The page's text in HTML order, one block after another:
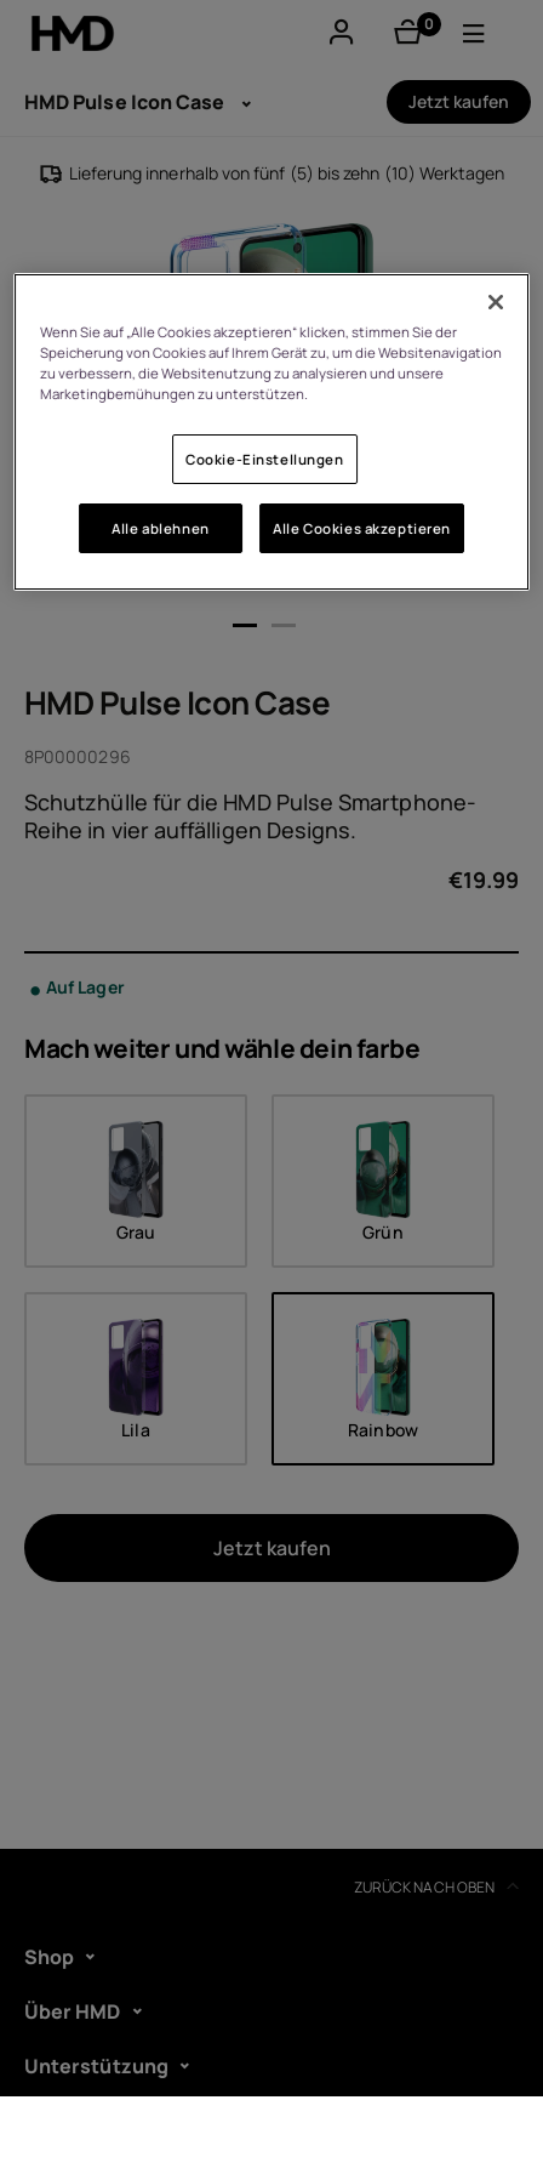
0
Artikel
Smartphones
Feature phones
Zubehör
Angebote
Um
HMD Pulse Icon Case Jetzt kaufen
Lieferung innerhalb von fünf (5) bis zehn (10) Werktagen
HMD Pulse Icon Case
8P00000296
Schutzhülle für die HMD Pulse Smartphone-
Reihe in vier auffälligen Designs.
€19.99
Auf Lager
Mach weiter und wähle deinfarbe
Grau Grün
Lila Rainbow
Jetzt kaufen
ZURÜCK NACH OBEN
Shop
Über HMD
Unterstützung
Wenn Sie auf „Alle Cookies akzeptieren“ klicken, stimmen Sie der
Speicherung von Cookies auf Ihrem Gerät zu, um die Websitenavigation
zu verbessern, die Websitenutzung zu analysieren und unsere
Marketingbemühungen zu unterstützen.
Cookie-Einstellungen
Alle ablehnen Alle Cookies akzeptieren